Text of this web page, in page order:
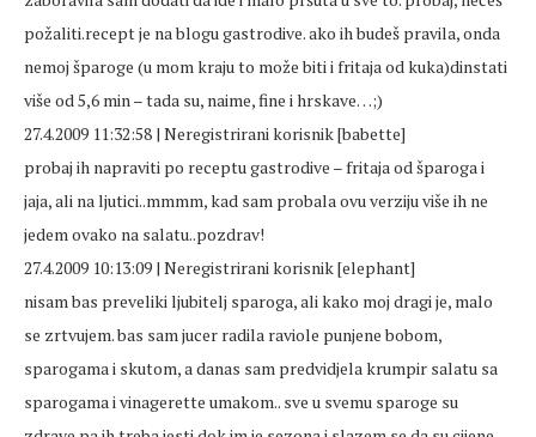
požaliti.recept je na blogu gastrodive. ako ih budeš pravila, onda
nemoj šparoge (u mom kraju to može biti i fritaja od kuka)dinstati
više od 5,6 min – tada su, naime, fine i hrskave…;)
27.4.2009 11:32:58 | Neregistrirani korisnik [babette]
probaj ih napraviti po receptu gastrodive – fritaja od šparoga i
jaja, ali na ljutici..mmmm, kad sam probala ovu verziju više ih ne
jedem ovako na salatu..pozdrav!
27.4.2009 10:13:09 | Neregistrirani korisnik [elephant]
nisam bas preveliki ljubitelj sparoga, ali kako moj dragi je, malo
se zrtvujem. bas sam jucer radila raviole punjene bobom,
sparogama i skutom, a danas sam predvidjela krumpir salatu sa
sparogama i vinagerette umakom.. sve u svemu sparoge su